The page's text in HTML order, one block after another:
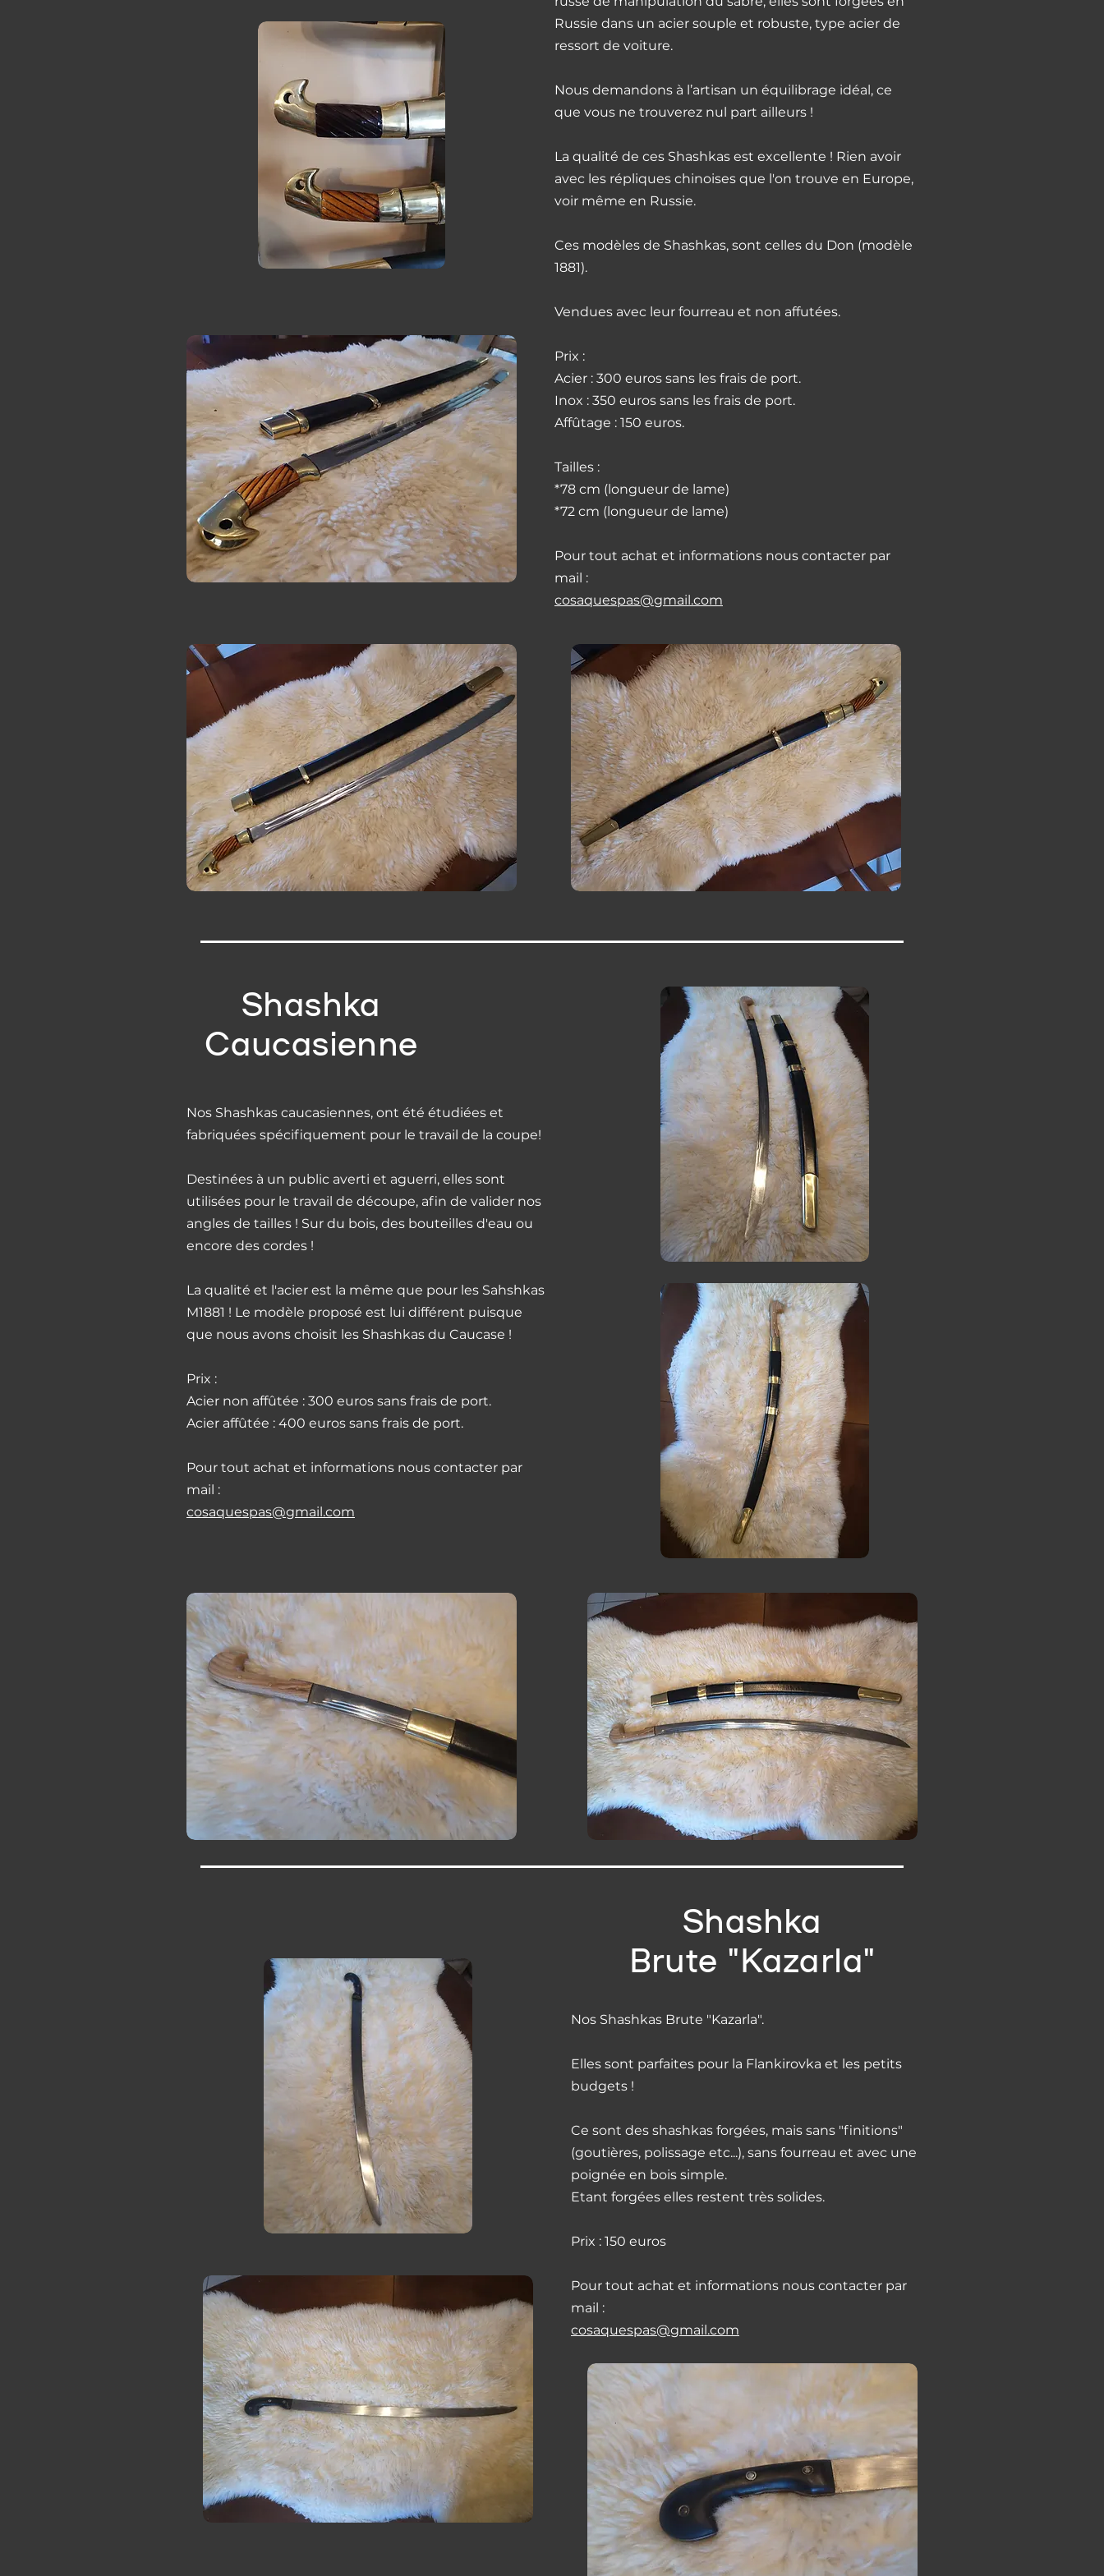
Russie dans un acier souple et robuste, type acier de
ressort de voiture.
Nous demandons à l’artisan un équilibrage idéal, ce
que vous ne trouverez nul part ailleurs !
La qualité de ces Shashkas est excellente ! Rien avoir
avec les répliques chinoises que l'on trouve en Europe,
voir même en Russie.
Ces modèles de Shashkas, sont celles du Don (modèle
1881).
Vendues avec leur fourreau et non affutées.
Prix :
Acier : 300 euros sans les frais de port.
Inox : 350 euros sans les frais de port.
Affûtage : 150 euros.
Tailles :
*78 cm (longueur de lame)
*72 cm (longueur de lame)
Pour tout achat et informations nous contacter par
mail :
cosaquespas@gmail.com
Shashka
Caucasienne
Nos Shashkas caucasiennes, ont été étudiées et
fabriquées spécifiquement pour le travail de la coupe!
Destinées à un public averti et aguerri, elles sont
utilisées pour le travail de découpe, afin de valider nos
angles de tailles ! Sur du bois, des bouteilles d'eau ou
encore des cordes !
La qualité et l'acier est la même que pour les Sahshkas
M1881 ! Le modèle proposé est lui différent puisque
que nous avons choisit les Shashkas du Caucase !
Prix :
Acier non affûtée : 300 euros sans frais de port.
Acier affûtée : 400 euros sans frais de port.
Pour tout achat et informations nous contacter par
mail :
cosaquespas@gmail.com
Shashka
Brute "Kazarla"
Nos Shashkas Brute "Kazarla".
Elles sont parfaites pour la Flankirovka et les petits
budgets !
Ce sont des shashkas forgées, mais sans "finitions"
(goutières, polissage etc...), sans fourreau et avec une
poignée en bois simple.
Etant forgées elles restent très solides.
Prix : 150 euros
Pour tout achat et informations nous contacter par
mail :
cosaquespas@gmail.com